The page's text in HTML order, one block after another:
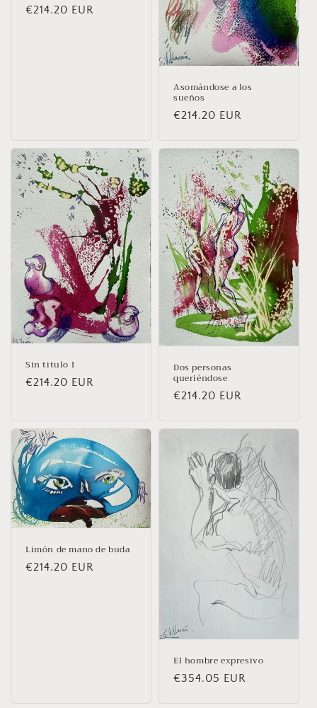
Prix
€214.20 EUR
Asomándose a los
sueños
Prix
€214.20 EUR
Sin titulo I
Prix
€214.20 EUR
Dos personas
queriéndose
Prix
€214.20 EUR
Limón de mano de buda
Prix
€214.20 EUR
El hombre expresivo
Prix
€354.05 EUR